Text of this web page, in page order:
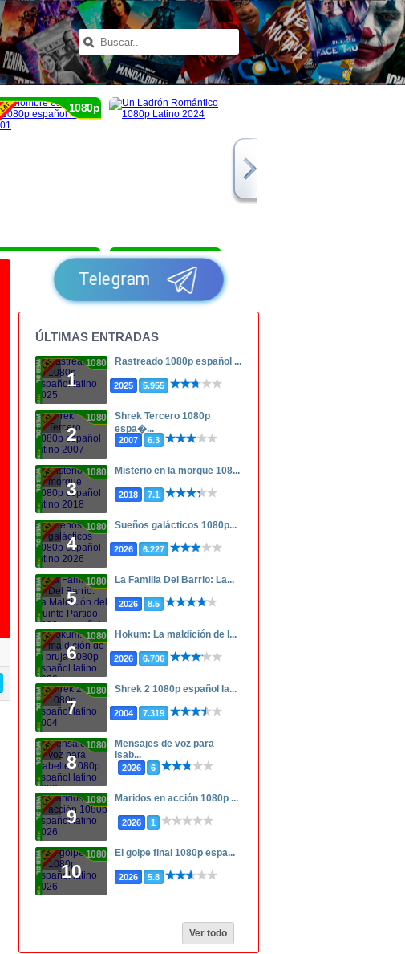
1080p
1080p 1080p
Telegram
ÚLTIMAS ENTRADAS
1
1080p Rastreado 1080p español ...
2025 5.955
2
1080p
Shrek Tercero 1080p
espa�...
2007 6.3
3
1080p Misterio en la morgue 108...
2018 7.1
4
1080p Sueños galácticos 1080p...
2026 6.227
5
1080p La Familia Del Barrio: La...
2026 8.5
6
1080p Hokum: La maldición de l...
2026 6.706
7
1080p Shrek 2 1080p español la...
2004 7.319
8
1080p
Mensajes de voz para
Isab...
2026 6
9
1080p Maridos en acción 1080p ...
2026 1
10
1080p El golpe final 1080p espa...
2026 5.8
Ver todo